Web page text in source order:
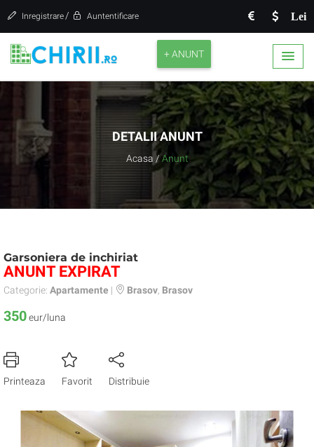
Lei
Inregistrare / Auntentificare
+ ANUNT
DETALII ANUNT
Acasa / Anunt
Garsoniera de inchiriat
ANUNT EXPIRAT
Categorie: Apartamente | Brasov Brasov
350eur/luna
Printeaza Favorit Distribuie